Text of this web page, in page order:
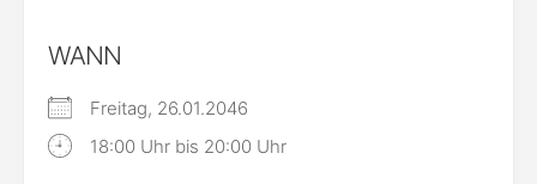
WANN
Freitag, 26.01.2046
18:00 Uhr bis 20:00 Uhr